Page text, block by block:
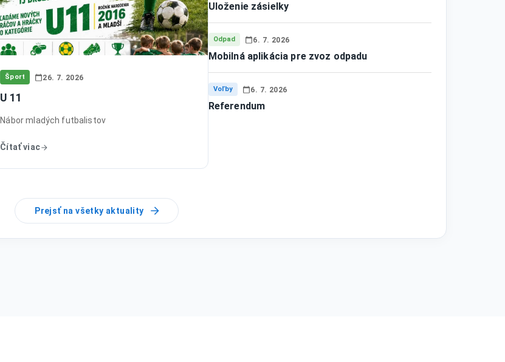
Šport 26. 7. 2026
U 11
Nábor mladých futbalistov
Čítať viac
Uloženie zásielky
Odpad 6. 7. 2026
Mobilná aplikácia pre zvoz odpadu
Voľby 6. 7. 2026
Referendum
Prejsť na všetky aktuality